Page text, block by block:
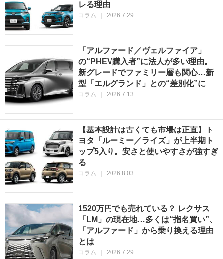
レる理由
コラム 2026.7.29
「アルファード／ヴェルファイア」
の“PHEV購入者”に法人が多い理由。
新グレードでファミリー層も関心…新
型「エルグランド」との“差別化”に
コラム 2026.7.13
【基本設計は古くても市場は正直】ト
ヨタ「ルーミー／ライズ」が上半期ト
ップ5入り。安さと使いやすさが強すぎ
る
コラム 2026.8.03
1520万円でも売れている？ レクサス
「LM」の現在地…多くは“指名買い”、
「アルファード」から乗り換える理由
とは
コラム | 2026.7.29